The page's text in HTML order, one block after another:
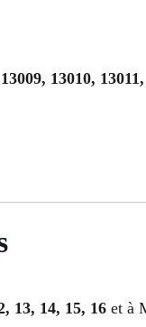
13010,
13, 14, 15, 16 et à